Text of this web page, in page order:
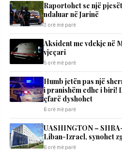
Raportohet se një
ndaluar në Jarinë
3 orë më parë
Aksident me vdekje në
vjeçari
5 orë më parë
Humb jetën pas një
i pranishëm edhe i biri!
çfarë dyshohet
6 orë më parë
UASHINGTON –
Liban-Izrael, synohet
6 orë më parë